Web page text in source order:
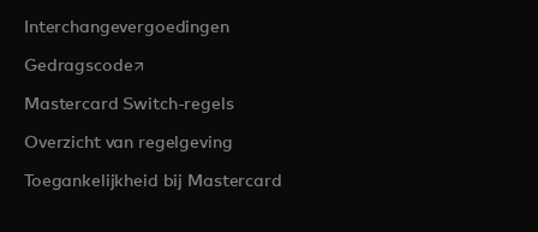
Interchangevergoedingen
Gedragscodeopens in a new tab
Mastercard Switch-regels
Overzicht van regelgeving
Toegankelijkheid bij Mastercard